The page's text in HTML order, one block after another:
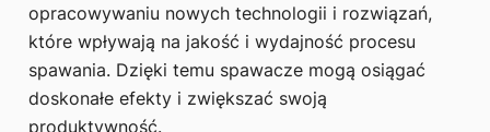
opracowywaniu nowych technologii i rozwiązań,
które wpływają na jakość i wydajność procesu
spawania. Dzięki temu spawacze mogą osiągać
doskonałe efekty i zwiększać swoją
produktywność.